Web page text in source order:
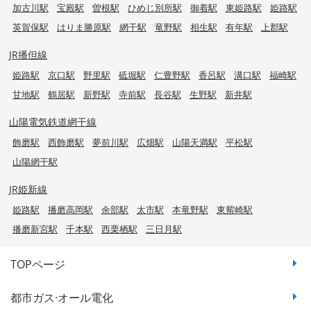
加古川駅
宝殿駅 曽根駅 ひめじ別所駅 御着駅 東姫路駅
姫路駅
英賀保駅
はりま勝原駅 網干駅 竜野駅 相生駅 有年駅 上郡駅
JR播但線
姫路駅 京口駅 野里駅 砥堀駅 仁豊野駅 香呂駅 溝口駅
福崎駅
甘地駅
鶴居駅 新野駅 寺前駅 長谷駅 生野駅 新井駅
山陽電気鉄道網干線
飾磨駅 西飾磨駅 夢前川駅 広畑駅 山陽天満駅
平松駅
山陽網干駅
JR姫新線
姫路駅 播磨高岡駅 余部駅 太市駅 本竜野駅
東觜崎駅
播磨新宮駅
千本駅 西栗栖駅 三日月駅
TOPページ
都市ガス·オール電化